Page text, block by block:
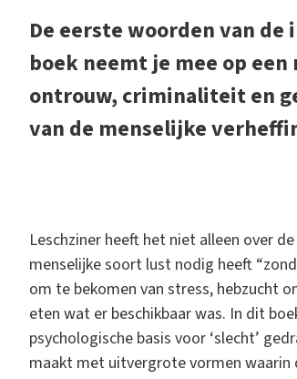
De eerste woorden van
boek neemt je mee op
ontrouw, criminaliteit en
van de menselijke
Leschziner heeft het niet alleen over
menselijke soort lust nodig heeft
om te bekomen van stress, hebzucht
eten wat er beschikbaar was. In dit
psychologische basis voor ‘slecht’
maakt met uitvergrote vormen waarin